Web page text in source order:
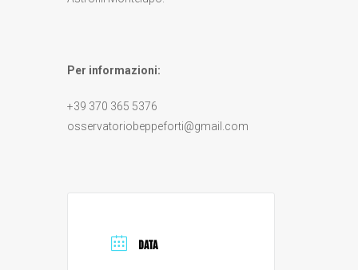
Per informazioni:
+39 370 365 5376
osservatoriobeppeforti@gmail.com
DATA